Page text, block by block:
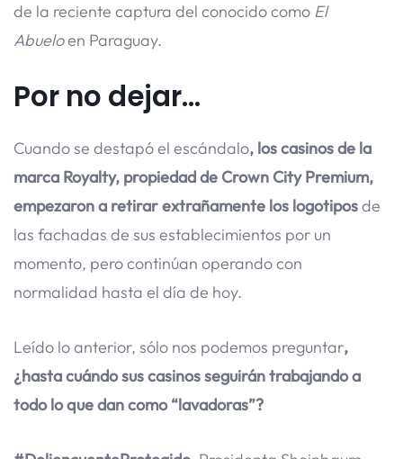
de la reciente captura del conocido como El
Abueloen Paraguay.
Por no dejar…
Cuando se destapó el escándalo, los casinos de la
marca Royalty, propiedad de Crown City Premium,
empezaron a retirar extrañamente los logotiposde
las fachadas de sus establecimientos por un
momento, pero continúan operando con
normalidad hasta el día de hoy.
Leído lo anterior, sólo nos podemos preguntar,
¿hasta cuándo sus casinos seguirán trabajando a
todo lo que dan como “lavadoras”?